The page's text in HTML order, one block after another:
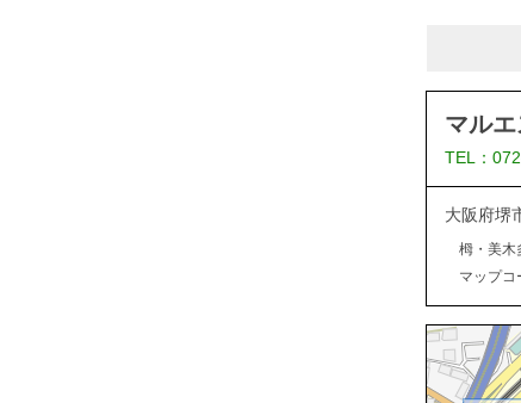
マルエ
TEL：
大阪府堺
栂・美木
マップ